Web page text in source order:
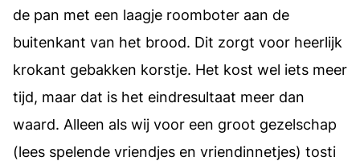
de pan met een laagje roomboter aan de
buitenkant van het brood. Dit zorgt voor heerlijk
krokant gebakken korstje. Het kost wel iets meer
tijd, maar dat is het eindresultaat meer dan
waard. Alleen als wij voor een groot gezelschap
(lees spelende vriendjes en vriendinnetjes) tosti